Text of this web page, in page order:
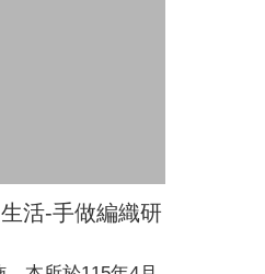
活-手做編織研